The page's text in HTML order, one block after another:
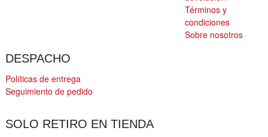
Términos y
condiciones
Sobre nosotros
DESPACHO
Políticas de entrega
Seguimiento de pedido
SOLO RETIRO EN TIENDA